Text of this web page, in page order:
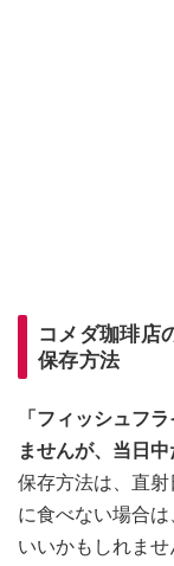
コメダ珈琲店
保存方法
「フィッシュフ
ませんが、当日中
保存方法は、直
に食べない場合
いいかもしれま